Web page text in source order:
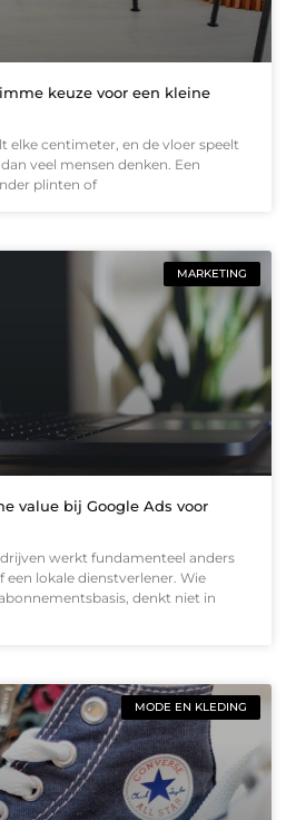
keuze voor een kleine
elke centimeter, en de vloer speelt
veel mensen denken. Een
plinten of
MARKETING
value bij Google Ads voor
werkt fundamenteel anders
een lokale dienstverlener. Wie
denkt niet in
MODE EN KLEDING